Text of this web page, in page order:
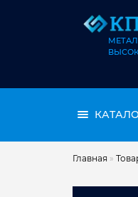
Главная »